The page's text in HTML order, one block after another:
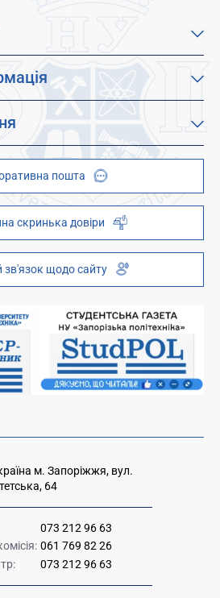
університет (ДЮНУ)
підрозділи
для оприлюднення
України
пошта
скринька довіри
зв'язок щодо сайту
м. Запоріжжя, вул.
64
073 212 96 63
061 769 82 26
073 212 96 63